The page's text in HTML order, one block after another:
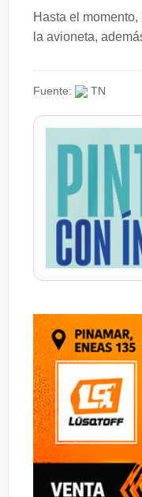
Hasta el
la avioneta,
Fuente: TN